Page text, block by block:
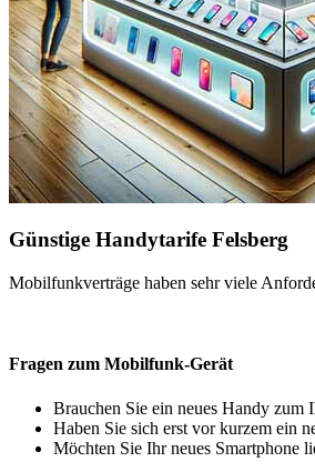
Günstige Handytarife Felsberg
Mobilfunkverträge haben sehr viele
Fragen zum Mobilfunk-Gerät
Brauchen Sie ein neues Handy zum
Haben Sie sich erst vor kurzem ein
Möchten Sie Ihr neues Smartphone